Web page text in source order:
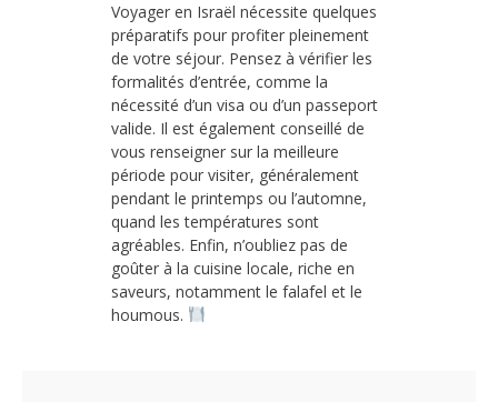
Voyager en Israël nécessite quelques
préparatifs pour profiter pleinement
de votre séjour. Pensez à vérifier les
formalités d’entrée, comme la
nécessité d’un visa ou d’un passeport
valide. Il est également conseillé de
vous renseigner sur la meilleure
période pour visiter, généralement
pendant le printemps ou l’automne,
quand les températures sont
agréables. Enfin, n’oubliez pas de
goûter à la cuisine locale, riche en
saveurs, notamment le falafel et le
houmous.